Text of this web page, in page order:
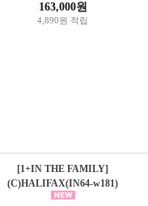
163,000원
4,890원 적립
[1+IN THE FAMILY]
(C)HALIFAX(IN64-w181)